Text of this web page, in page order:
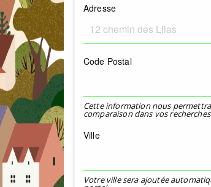
Adresse
Code Postal
Cette information nous
comparaison dans vos recherches
Ville
Votre ville sera ajoutée